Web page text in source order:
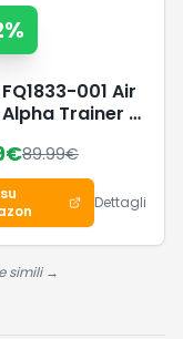
%
001 Air
Trainer 6
EU 40.5
€89.99€
Dettagli
simili →